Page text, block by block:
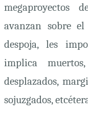
megaproyectos
avanzan sobre
despoja, les
implica muertos,
desplazados,
sojuzgados,